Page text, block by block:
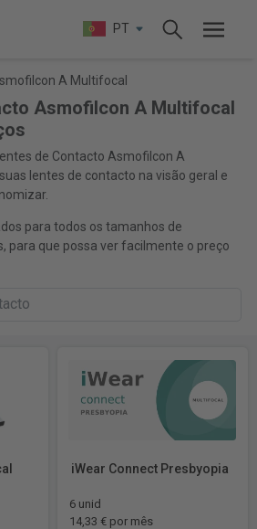
PT
A Multifocal
Asmofilcon A Multifocal
de Contacto Asmofilcon A
lentes de contacto na visão geral e
para todos os tamanhos de
para que possa ver facilmente o preço
iWear Connect Presbyopia
6 unid
14,33 € por mês